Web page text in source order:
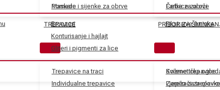
Bronzeri
Konturisanje i hajlajt
Gliteri i pigmenti za lice
Fiksiranje šminke
Maskare
Pomade i sijenke za obrve
Farbe za obrve
TREPAVICE
Trepavice na traci
Individualne trepavice
Svilene trepavice
Ljepilo za
Četkice za oči
PRIBOR ZA
Kozmetička
Zarezači za olovke